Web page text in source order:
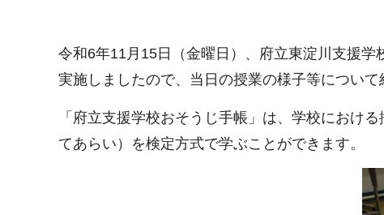
令和6年11月15日（金曜日）、府立東淀川支援
実施しましたので、当日の授業の様子等について
「府立支援学校おそうじ手帳」は、学校におけ
てあらい）を検定方式で学ぶことができます。